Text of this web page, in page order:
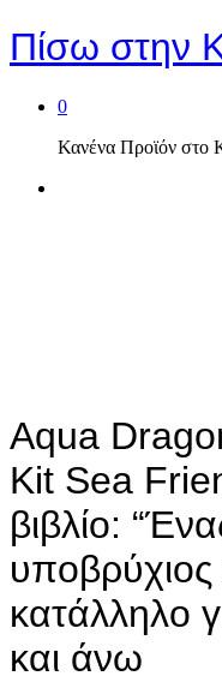
Πίσω στην
0
Κανένα Προϊόν στο
Aqua
Kit Sea
βιβλίο:
κατάλληλο
και άνω